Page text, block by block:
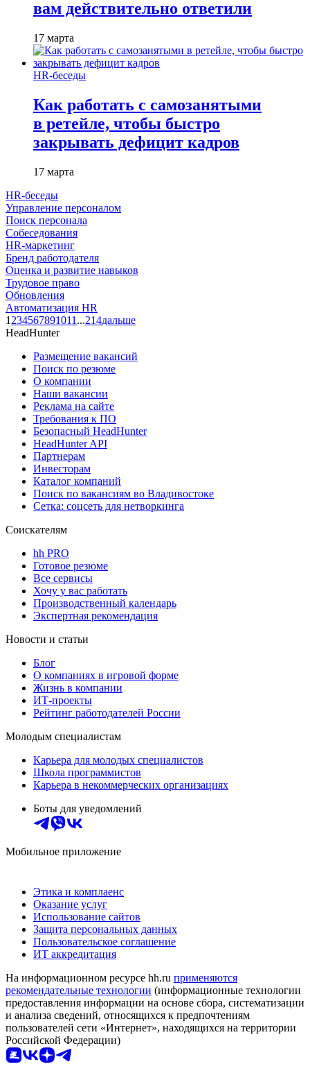
вам действительно ответили
17 марта
HR-беседы
Как работать с самозанятыми
в ретейле, чтобы быстро
закрывать дефицит кадров
17 марта
HR-беседы
Управление персоналом
Поиск персонала
Собеседования
HR-маркетинг
Бренд работодателя
Оценка и развитие навыков
Трудовое право
Обновления
Автоматизация HR
1 234567891011 ...214дальше
HeadHunter
Размещение вакансий
Поиск по резюме
О компании
Наши вакансии
Реклама на сайте
Требования к ПО
Безопасный HeadHunter
HeadHunter API
Партнерам
Инвесторам
Каталог компаний
Поиск по вакансиям во Владивостоке
Сетка: соцсеть для нетворкинга
Соискателям
hh PRO
Готовое резюме
Все сервисы
Хочу у вас работать
Производственный календарь
Экспертная рекомендация
Новости и статьи
Блог
О компаниях в игровой форме
Жизнь в компании
ИТ-проекты
Рейтинг работодателей России
Молодым специалистам
Карьера для молодых специалистов
Школа программистов
Карьера в некоммерческих организациях
Боты для уведомлений
Мобильное приложение
Этика и комплаенс
Оказание услуг
Использование сайтов
Защита персональных данных
Пользовательское соглашение
ИТ аккредитация
На информационном ресурсе hh.ru применяются
рекомендательные технологии (информационные технологии
предоставления информации на основе сбора, систематизации
и анализа сведений, относящихся к предпочтениям
пользователей сети «Интернет», находящихся на территории
Российской Федерации)